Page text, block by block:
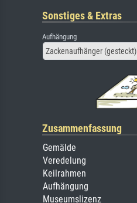
Sonstiges & Extras
Aufhängung
Zackenaufhänger (gesteckt)
Zusammenfassung
Gemälde
Veredelung
Keilrahmen
Aufhängung
Museumslizenz